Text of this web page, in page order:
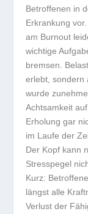
Betroffenen in
Erkrankung
am Burnout
wichtige
bremsen.
erlebt, sondern
wurde
Achtsamkeit
Erholung gar
im Laufe der
Der Kopf kann
Stresspegel
Kurz:
längst alle
Verlust der